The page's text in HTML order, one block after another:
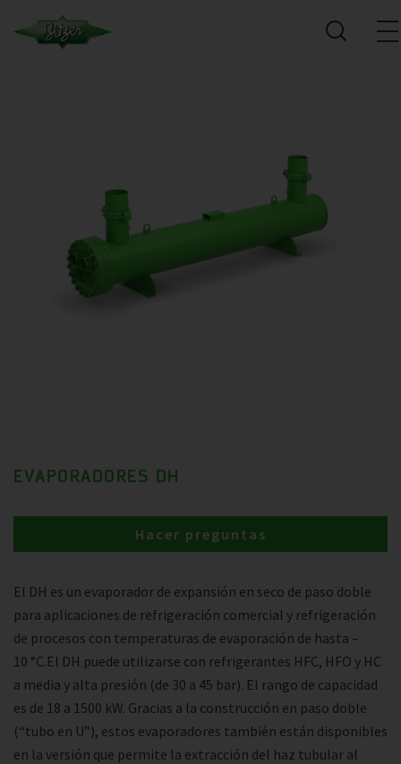
EVAPORADORES DH
El DH es un evaporador de expansión en seco de paso doble
para aplicaciones de refrigeración comercial y refrigeración
de procesos con temperaturas de evaporación de hasta –
10 °C.El DH puede utilizarse con refrigerantes HFC, HFO y HC
a media y alta presión (de 30 a 45 bar). El rango de capacidad
es de 18 a 1500 kW. Gracias a la construcción en paso doble
(“tubo en U”), estos evaporadores también están disponibles
en la versión que permite la extracción del haz tubular al
Hacer preguntas